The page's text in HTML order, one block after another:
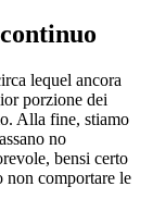
lequel ancora
porzione dei
Alla fine, stiamo
no
bensi certo
non comportare le